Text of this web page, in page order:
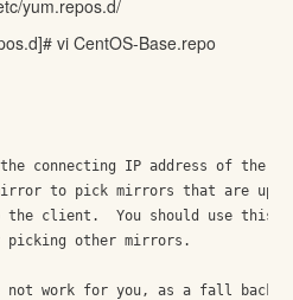
yum.repos.d/
vi CentOS-Base.repo
the connecting IP address of the
to pick mirrors that are
client.  You should use this
picking other mirrors.
work for you, as a fall back